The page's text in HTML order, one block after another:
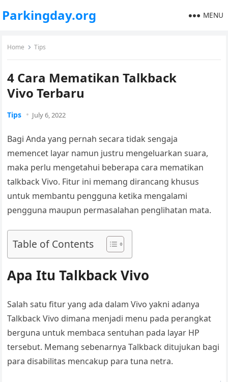
Parkingday.org MENU
Home Tips
4 Cara Mematikan Talkback
Vivo Terbaru
Tips July 6, 2022
Bagi Anda yang pernah secara tidak sengaja
memencet layar namun justru mengeluarkan suara,
maka perlu mengetahui beberapa cara mematikan
talkback Vivo. Fitur ini memang dirancang khusus
untuk membantu pengguna ketika mengalami
pengguna maupun permasalahan penglihatan mata.
Table of Contents
Apa Itu Talkback Vivo
Salah satu fitur yang ada dalam Vivo yakni adanya
Talkback Vivo dimana menjadi menu pada perangkat
berguna untuk membaca sentuhan pada layar HP
tersebut. Memang sebenarnya Talkback ditujukan bagi
para disabilitas mencakup para tuna netra.